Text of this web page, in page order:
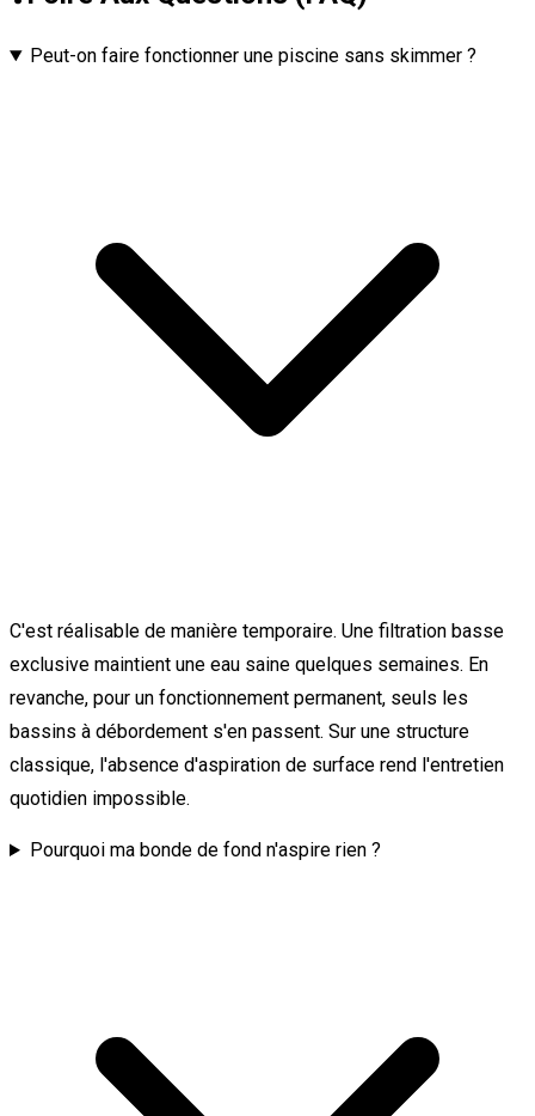
Peut-on faire fonctionner une piscine sans skimmer ?
C'est réalisable de manière temporaire. Une filtration basse
exclusive maintient une eau saine quelques semaines. En
revanche, pour un fonctionnement permanent, seuls les
bassins à débordement s'en passent. Sur une structure
classique, l'absence d'aspiration de surface rend l'entretien
quotidien impossible.
Pourquoi ma bonde de fond n'aspire rien ?